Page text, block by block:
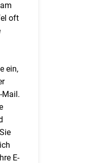
oft
ein,
Mail.
E-